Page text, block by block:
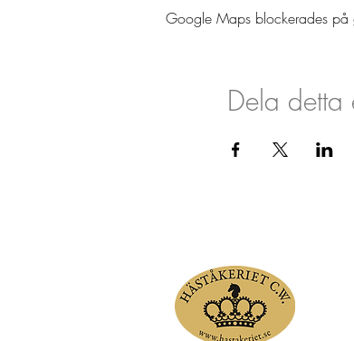
Google Maps blockerades på
Dela detta